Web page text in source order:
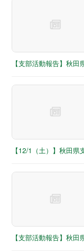
【支部活動報告】秋田
【12/1（土）】秋田
【支部活動報告】秋田